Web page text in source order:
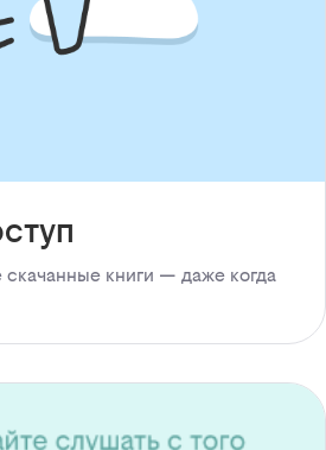
скачанные книги — даже когда